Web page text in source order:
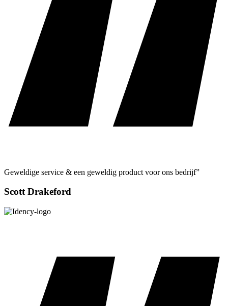
Geweldige service & een geweldig product voor ons bedrijf”
Scott Drakeford